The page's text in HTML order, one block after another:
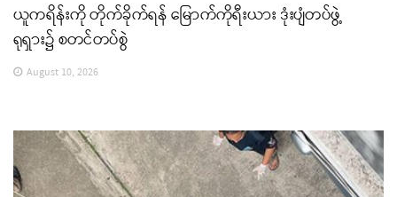
ယူကရိန်းကို တိုက်ခိုက်ရန် မြောက်ကိုရီးယား ဒုံးပျံတပ်ဖွဲ့
ရုရှား၌ စတင်တပ်စွဲ
August 10, 2026